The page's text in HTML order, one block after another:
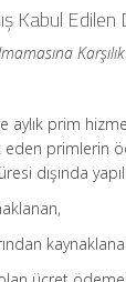
Kabul
aylık prim
primlerin
dışında